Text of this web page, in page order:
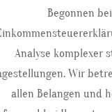
Begonnen
Analyse komplexer
Wir
allen Belangen und